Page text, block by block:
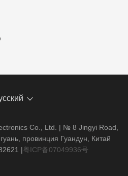
Co., Ltd. | № 8 Jingyi Road,
провинция Гуандун, Китай
|粤ICP备07049936号